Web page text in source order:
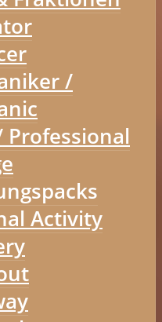
/
Professional
Activity